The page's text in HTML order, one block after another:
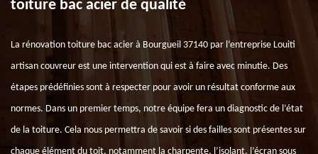
toiture bac acier de qualité
La rénovation toiture bac acier à Bourgueil 37140 par l’entreprise Louiti
artisan couvreur est une intervention qui est à faire avec minutie. Des
étapes prédéfinies sont à respecter pour avoir un résultat conforme aux
normes. Dans un premier temps, notre équipe fera un diagnostic de l’état
de la toiture. Cela nous permettra de savoir si des failles sont présentes sur
chaque élément du toit, notamment la charpente, l’isolant, l’écran sous